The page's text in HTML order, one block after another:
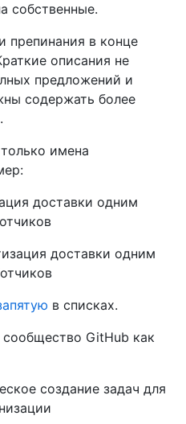
собственные.
препинания в конце
описания не
предложений и
содержать более
имена
доставки одним
доставки одним
в списках.
GitHub как
создание задач для